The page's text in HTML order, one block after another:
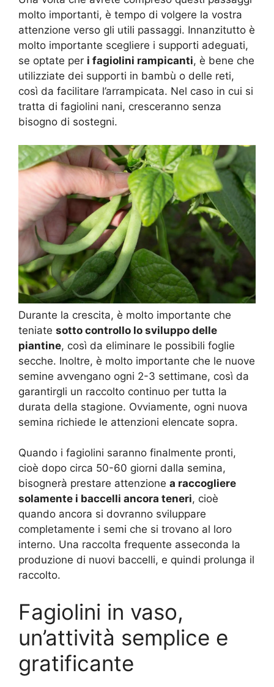
molto importanti, è tempo di volgere la vostra
attenzione verso gli utili passaggi. Innanzitutto è
molto importante scegliere i supporti adeguati,
se optate per i fagiolini rampicanti, è bene che
utilizziate dei supporti in bambù o delle reti,
così da facilitare l’arrampicata. Nel caso in cui si
tratta di fagiolini nani, cresceranno senza
bisogno di sostegni.
Durante la crescita, è molto importante che
teniate sotto controllo lo sviluppo delle
piantine, così da eliminare le possibili foglie
secche. Inoltre, è molto importante che le nuove
semine avvengano ogni 2-3 settimane, così da
garantirgli un raccolto continuo per tutta la
durata della stagione. Ovviamente, ogni nuova
semina richiede le attenzioni elencate sopra.
Quando i fagiolini saranno finalmente pronti,
cioè dopo circa 50-60 giorni dalla semina,
bisognerà prestare attenzione a raccogliere
solamente i baccelli ancora teneri, cioè
quando ancora si dovranno sviluppare
completamente i semi che si trovano al loro
interno. Una raccolta frequente asseconda la
produzione di nuovi baccelli, e quindi prolunga il
raccolto.
Fagiolini in vaso,
un’attività semplice e
gratificante